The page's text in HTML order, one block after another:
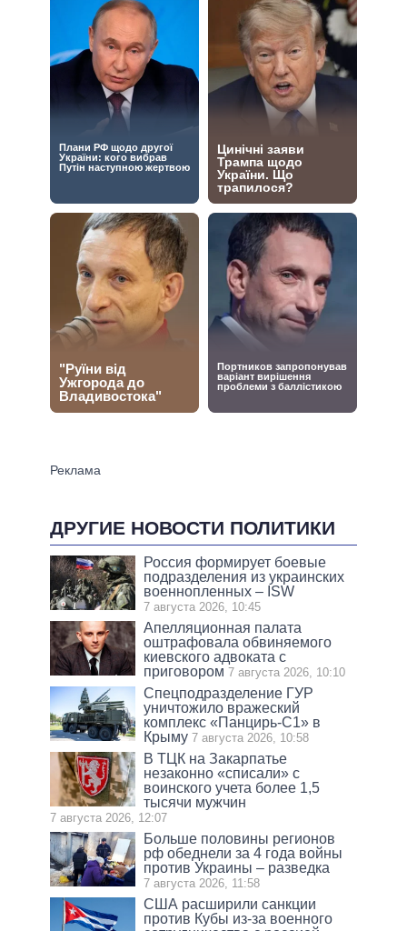
ДРУГИЕ НОВОСТИ ПОЛИТИКИ
Россия формирует боевые
подразделения из украинских
военнопленных – ISW
7 августа 2026, 10:45
Апелляционная палата
оштрафовала обвиняемого
киевского адвоката с
приговором 7 августа 2026, 10:10
Спецподразделение ГУР
уничтожило вражеский
комплекс «Панцирь-С1» в
Крыму 7 августа 2026, 10:58
В ТЦК на Закарпатье
незаконно «списали» с
воинского учета более 1,5
тысячи мужчин
7 августа 2026, 12:07
Больше половины регионов
рф обеднели за 4 года войны
против Украины – разведка
7 августа 2026, 11:58
США расширили санкции
против Кубы из-за военного